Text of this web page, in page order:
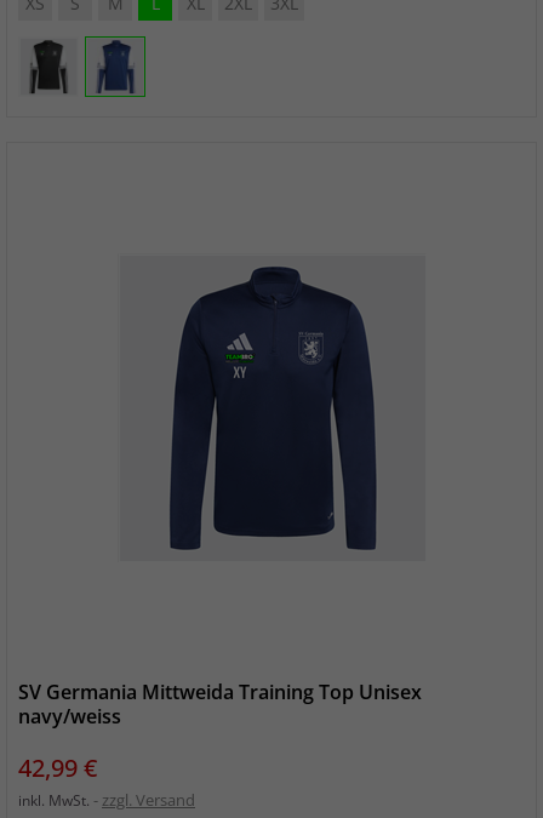
SV Germania Mittweida Training Top Unisex
navy/weiss
Preis
42,99 €
inkl. MwSt. zzgl. Versand